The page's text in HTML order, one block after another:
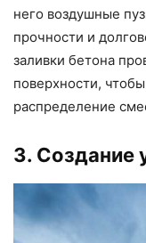
него воздушные
прочности и
заливки бетона
поверхности,
распределение
3. Создание